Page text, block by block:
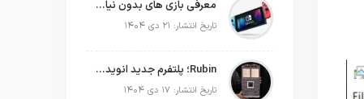
معرفی بازی های بدون نیاز به اینترنت
تاریخ انتشار: ۲۱ دی ۱۴۰۴
Rubin؛ پلتفرم جدید انویدیا برای سلطه بر نسل بعدی هوش مصنوعی
تاریخ انتشار: ۱۷ دی ۱۴۰۴